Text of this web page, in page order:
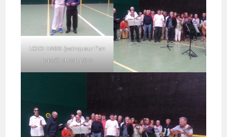
LOIDI HARRI (vainqueur l’an
passé) et son père